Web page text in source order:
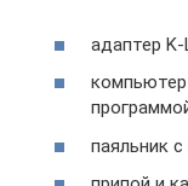
адаптер
компьютер
паяльник